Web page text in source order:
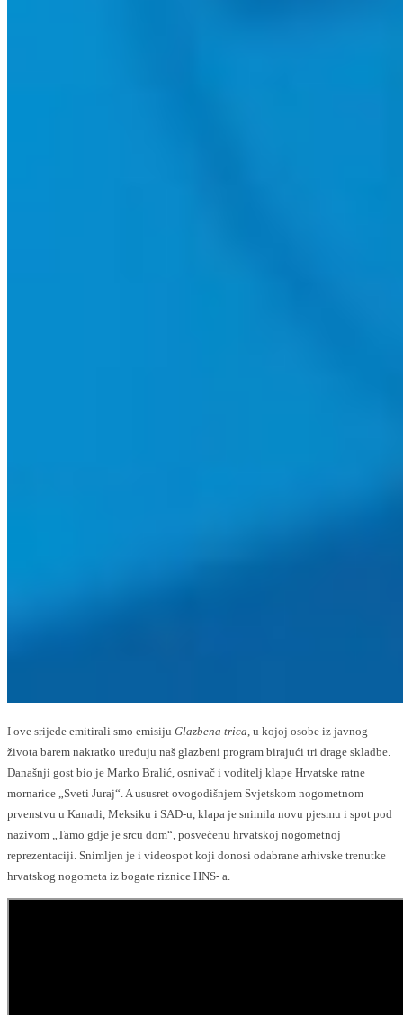
I ove srijede emitirali smo emisiju Glazbena trica, u kojoj osobe iz javnog
života barem nakratko uređuju naš glazbeni program birajući tri drage skladbe.
Današnji gost bio je Marko Bralić, osnivač i voditelj klape Hrvatske ratne
mornarice „Sveti Juraj“. A ususret ovogodišnjem Svjetskom nogometnom
prvenstvu u Kanadi, Meksiku i SAD-u, klapa je snimila novu pjesmu i spot pod
nazivom „Tamo gdje je srcu dom“, posvećenu hrvatskoj nogometnoj
reprezentaciji. Snimljen je i videospot koji donosi odabrane arhivske trenutke
hrvatskog nogometa iz bogate riznice HNS- a.